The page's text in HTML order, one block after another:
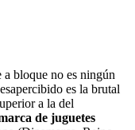
bloque no es ningún
es la brutal
a la del
de juguetes